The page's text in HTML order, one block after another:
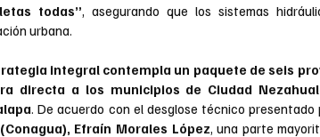
todas” , asegurando que los sistemas
urbana.
integral contempla un paquete de seis
directa a los municipios de Ciudad
. De acuerdo con el desglose técnico
Efraín Morales López , una parte